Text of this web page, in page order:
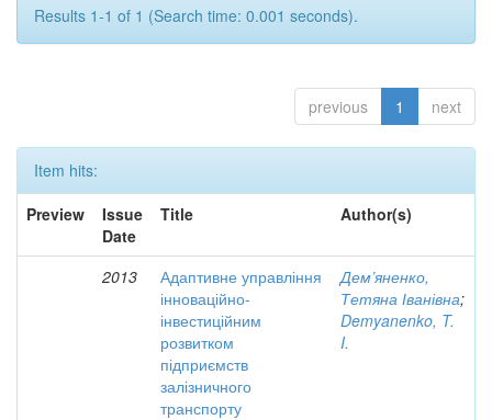
Results 1-1 of 1 (Search time: 0.001 seconds).
previous 1 next
Item hits:
Preview
Issue
Date
Title Author(s)
2013
Адаптивне управління
інноваційно-
інвестиційним
розвитком
підприємств
залізничного
транспорту
Дем’яненко,
Тетяна Іванівна;
Demyanenko, T.
I.